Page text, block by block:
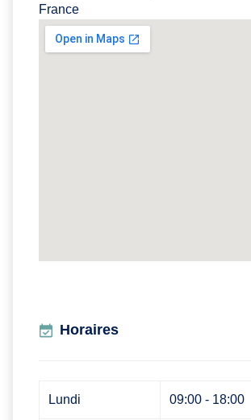
France
Horaires
Lundi 09:00 - 18:00